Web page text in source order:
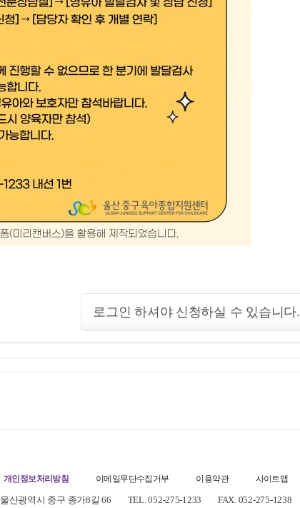
로그인 하셔야 신청하실 수 있습니다.
개인정보처리방침 이메일무단수집거부 이용약관 사이트맵
울산광역시 중구 종가8길 66 TEL. 052-275-1233 FAX. 052-275-1238